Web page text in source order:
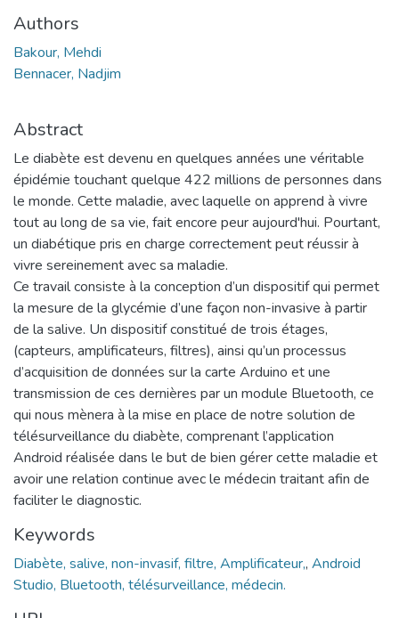
Authors
Bakour, Mehdi
Bennacer, Nadjim
Abstract
Le diabète est devenu en quelques années une véritable
épidémie touchant quelque 422 millions de personnes dans
le monde. Cette maladie, avec laquelle on apprend à vivre
tout au long de sa vie, fait encore peur aujourd'hui. Pourtant,
un diabétique pris en charge correctement peut réussir à
vivre sereinement avec sa maladie.
Ce travail consiste à la conception d’un dispositif qui permet
la mesure de la glycémie d’une façon non-invasive à partir
de la salive. Un dispositif constitué de trois étages,
(capteurs, amplificateurs, filtres), ainsi qu’un processus
d’acquisition de données sur la carte Arduino et une
transmission de ces dernières par un module Bluetooth, ce
qui nous mènera à la mise en place de notre solution de
télésurveillance du diabète, comprenant l’application
Android réalisée dans le but de bien gérer cette maladie et
avoir une relation continue avec le médecin traitant afin de
faciliter le diagnostic.
Keywords
Diabète, salive, non-invasif, filtre, Amplificateur,, Android
Studio, Bluetooth, télésurveillance, médecin.